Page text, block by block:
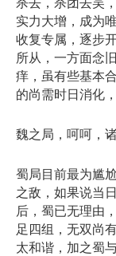
实力大增，成为
收复专属，逐步
所从，一方面念
痒，虽有些基本
的尚需时日消化
魏之局，呵呵，
蜀局目前最为尴
之敌，如果说当
后，蜀已无理由
足四组，无双尚
太和谐，加之蜀